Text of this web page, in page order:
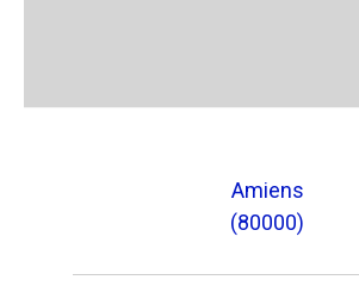
Amiens
(80000)